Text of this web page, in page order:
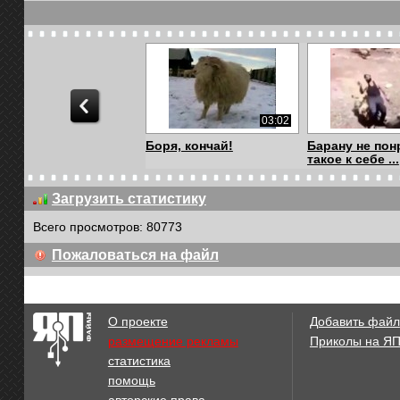
03:02
Боря, кончай!
Барану не
такое к себе ...
00:20
Бык девушке
Прикрывая
Загрузить статистику
Всего просмотров: 80773
Пожаловаться на файл
О проекте
размещение рекламы
статистика
помощь
Добавить файл
Приколы на